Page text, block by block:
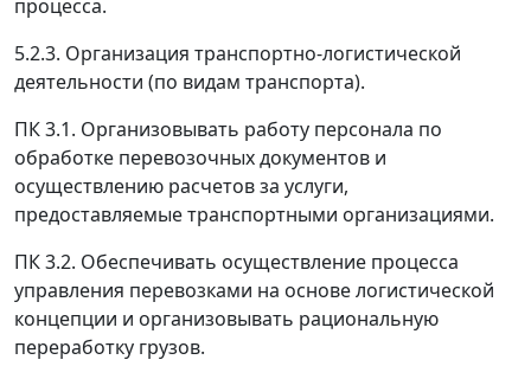
процесса.
5.2.3. Организация транспортно-логистической
деятельности (по видам транспорта).
ПК 3.1. Организовывать работу персонала по
обработке перевозочных документов и
осуществлению расчетов за услуги,
предоставляемые транспортными организациями.
ПК 3.2. Обеспечивать осуществление процесса
управления перевозками на основе логистической
концепции и организовывать рациональную
переработку грузов.